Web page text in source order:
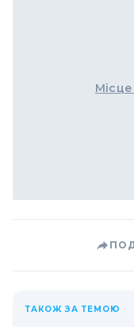
ТАКОЖ ЗА ТЕМОЮ